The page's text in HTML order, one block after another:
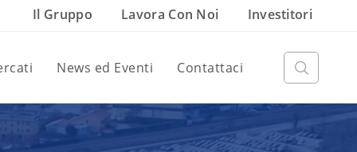
Il Gruppo Lavora Con Noi Investitori
News ed Eventi Contattaci